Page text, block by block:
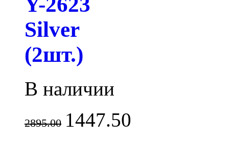
Silver
(2шт.)
В наличии
2895.00 1447.50